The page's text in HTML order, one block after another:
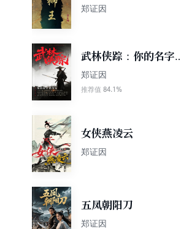
郑证因
武林侠踪：你的名字我
的冤
郑证因‌
推荐值 84.1%
女侠燕凌云
郑证因
五凤朝阳刀
郑证因